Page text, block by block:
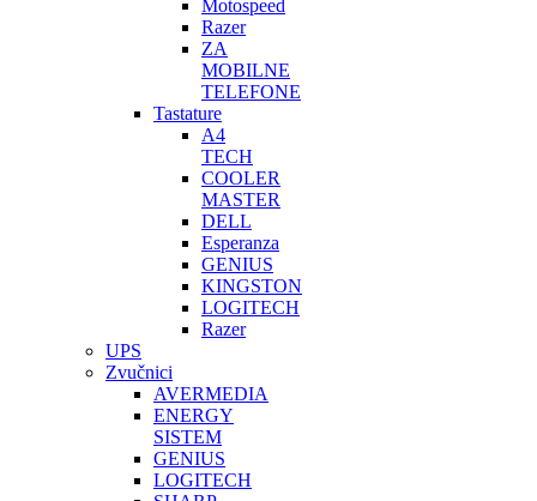
Motospeed
Razer
ZA
MOBILNE
TELEFONE
Tastature
A4
TECH
COOLER
MASTER
DELL
Esperanza
GENIUS
KINGSTON
LOGITECH
Razer
UPS
Zvučnici
AVERMEDIA
ENERGY
SISTEM
GENIUS
LOGITECH